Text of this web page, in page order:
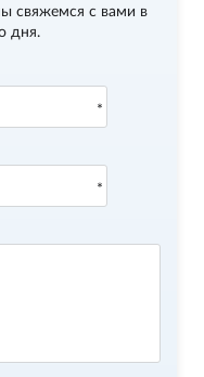
свяжемся с вами в
дня.